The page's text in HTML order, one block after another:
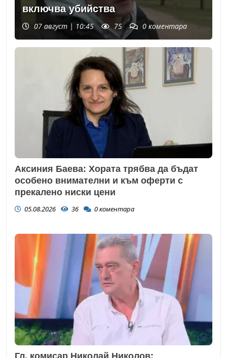
включва убийства
07 август | 10:45 75 0 коментара
Аксиния Баева: Хората трябва да бъдат
особено внимателни и към оферти с
прекалено ниски цени
05.08.2026 36 0коментара